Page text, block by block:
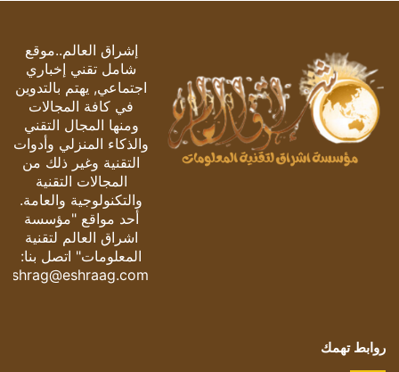
إشراق العالم..موقع
شامل تقني إخباري
اجتماعي, يهتم بالتدوين
في كافة المجالات
ومنها المجال التقني
والذكاء المنزلي وأدوات
التقنية وغير ذلك من
المجالات التقنية
والتكنولوجية والعامة.
أحد مواقع "مؤسسة
اشراق العالم لتقنية
المعلومات" اتصل بنا:
eshrag@eshraag.com
روابط تهمك